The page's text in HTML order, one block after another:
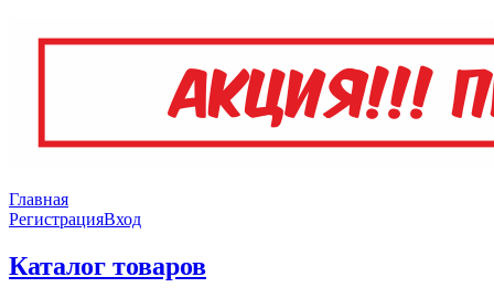
Главная
РегистрацияВход
Каталог товаров